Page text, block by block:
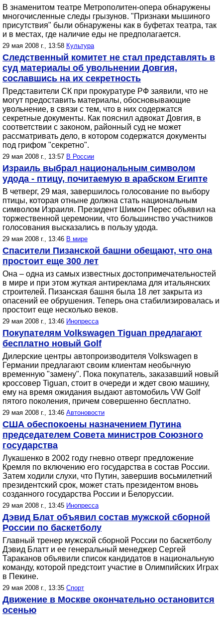
В знаменитом театре Метрополитен-опера обнаружены
многочисленные следы грызунов. "Признаки мышиного
присутствия" были обнаружены как в буфетах театра, так
и в местах, где наличие еды не предполагается.
29 мая 2008 г., 13:58 Культура
Следственный комитет не стал представлять в
суд материалы об увольнении Довгия,
сославшись на их секретность
Представители СК при прокуратуре РФ заявили, что не
могут предоставить материалы, обосновывающие
увольнение, в связи с тем, что в них содержатся
секретные документы. Как пояснил адвокат Довгия, в
соответствии с законом, районный суд не может
рассматривать дело, в котором содержатся документы
под грифом "секретно".
29 мая 2008 г., 13:57 В России
Израиль выбрал национальным символом
удода - птицу, почитаемую в арабском Египте
В четверг, 29 мая, завершилось голосование по выбору
птицы, которая отныне должна стать национальным
символом Израиля. Президент Шимон Перес объявил на
торжественной церемонии, что большинство участников
голосования высказались в пользу удода.
29 мая 2008 г., 13:46 В мире
Спасители Пизанской башни обещают, что она
простоит еще 300 лет
Она – одна из самых известных достопримечательностей
в мире и при этом жуткая антиреклама для итальянских
строителей. Пизанская башня была 18 лет закрыта из
опасений ее обрушения. Теперь она стабилизировалась и
простоит еще несколько веков.
29 мая 2008 г., 13:46 Инопресса
Покупателям Volkswagen Tiguan предлагают
бесплатно новый Golf
Дилерские центры автопроизводителя Volkswagen в
Германии предлагают своим клиентам необычную
временную "замену". Пока покупатель, заказавший новый
кроссовер Tiguan, стоит в очереди и ждет свою машину,
ему на время ожидания выдают автомобиль VW Golf
пятого поколения, причем совершенно бесплатно.
29 мая 2008 г., 13:46 Автоновости
США обеспокоены назначением Путина
председателем Совета министров Союзного
государства
Лукашенко в 2002 году гневно отверг предложение
Кремля по включению его государства в состав России.
Затем ходили слухи, что Путин, завершив восьмилетний
президентский срок, может стать президентом вновь
созданного государства России и Белоруссии.
29 мая 2008 г., 13:45 Инопресса
Дэвид Блат объявил состав мужской сборной
России по баскетболу
Главный тренер мужской сборной России по баскетболу
Дэвид Блатт и ее генеральный менеджер Сергей
Тараканов объявили список кандидатов в национальную
команду, которой предстоит участие в Олимпийских Играх
в Пекине.
29 мая 2008 г., 13:35 Спорт
Движение в Москве окончательно остановится
осенью